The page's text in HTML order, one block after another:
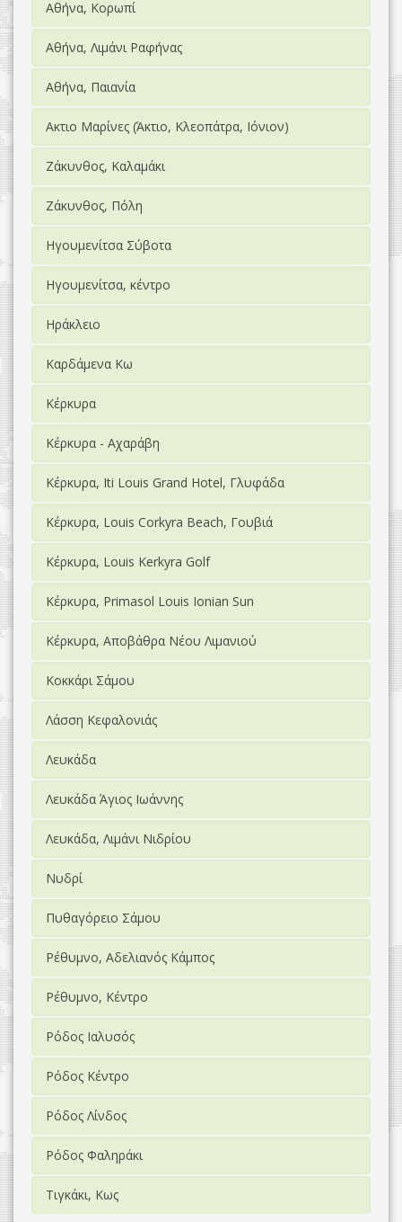
Αθήνα, Κορωπί
Αθήνα, Λιμάνι Ραφήνας
Αθήνα, Παιανία
Ακτιο Μαρίνες (Άκτιο, Κλεοπάτρα, Ιόνιον)
Ζάκυνθος, Καλαμάκι
Ζάκυνθος, Πόλη
Ηγουμενίτσα Σύβοτα
Ηγουμενίτσα, κέντρο
Ηράκλειο
Καρδάμενα Κω
Κέρκυρα
Κέρκυρα - Αχαράβη
Κέρκυρα, Iti Louis Grand Hotel, Γλυφάδα
Κέρκυρα, Louis Corkyra Beach, Γουβιά
Κέρκυρα, Louis Kerkyra Golf
Κέρκυρα, Primasol Louis Ionian Sun
Κέρκυρα, Αποβάθρα Νέου Λιμανιού
Κοκκάρι Σάμου
Λάσση Κεφαλονιάς
Λευκάδα
Λευκάδα Άγιος Ιωάννης
Λευκάδα, Λιμάνι Νιδρίου
Νυδρί
Πυθαγόρειο Σάμου
Ρέθυμνο, Αδελιανός Κάμπος
Ρέθυμνο, Κέντρο
Ρόδος Ιαλυσός
Ρόδος Κέντρο
Ρόδος Λίνδος
Ρόδος Φαληράκι
Τιγκάκι, Κως